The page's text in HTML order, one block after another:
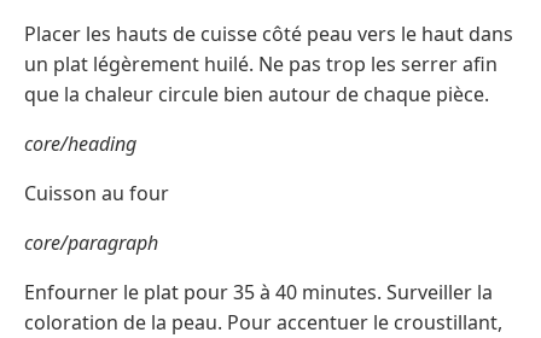
Placer les hauts de cuisse côté peau vers le haut dans
un plat légèrement huilé. Ne pas trop les serrer afin
que la chaleur circule bien autour de chaque pièce.
core/heading
Cuisson au four
core/paragraph
Enfourner le plat pour 35 à 40 minutes. Surveiller la
coloration de la peau. Pour accentuer le croustillant,